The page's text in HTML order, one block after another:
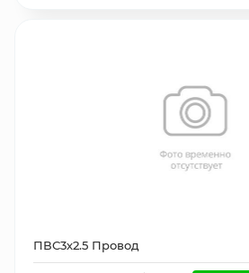
ПВС3х2.5 Провод